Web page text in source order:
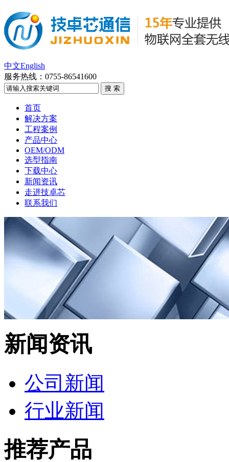
中文English
服务热线： 0755-86541600
首页
解决方案
工程案例
产品中心
OEM/ODM
选型指南
下载中心
新闻资讯
走进技卓芯
联系我们
新闻资讯
公司新闻
行业新闻
推荐产品